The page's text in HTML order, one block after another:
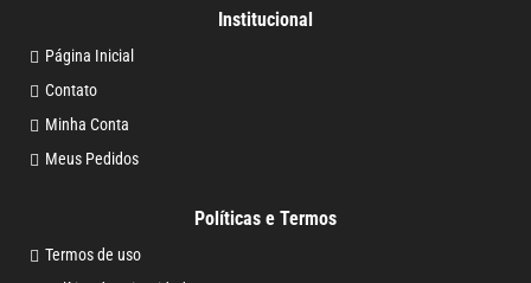
Institucional
Página Inicial
Contato
Minha Conta
Meus Pedidos
Políticas e Termos
Termos de uso